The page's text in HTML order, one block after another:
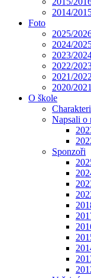
2014/
Foto
2025/
2024/
2023/
2022/
2021/2022
2020/2021
O škole
Napsali o
Sponzoři